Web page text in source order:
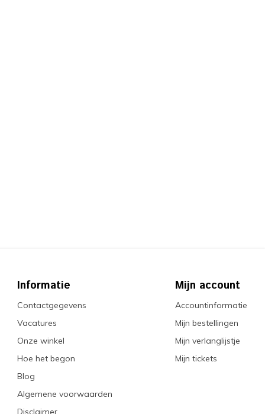
Informatie
Contactgegevens
Vacatures
Onze winkel
Hoe het begon
Blog
Algemene voorwaarden
Disclaimer
Mijn account
Accountinformatie
Mijn bestellingen
Mijn verlanglijstje
Mijn tickets